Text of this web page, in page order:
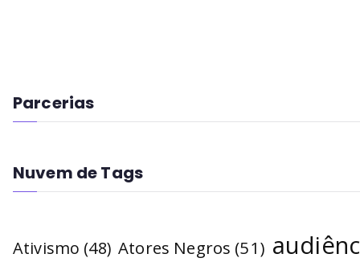
Parcerias
Nuvem de Tags
Ativismo (48) Atores Negros (51)